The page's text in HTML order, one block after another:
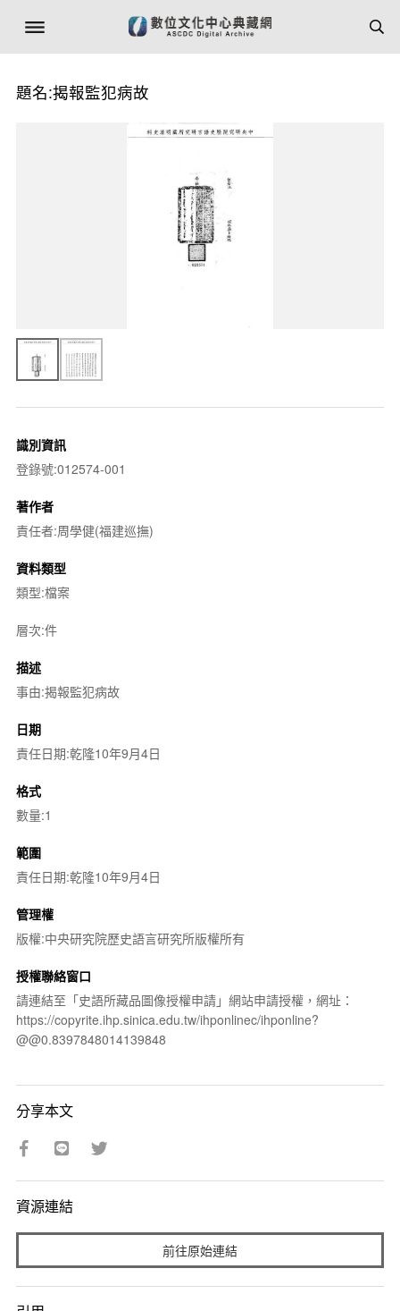
題名:揭報監犯病故
識別資訊
登錄號:012574-001
著作者
責任者:周學健(福建巡撫)
資料類型
類型:檔案
層次:件
描述
事由:揭報監犯病故
日期
責任日期:乾隆10年9月4日
格式
數量:1
範圍
責任日期:乾隆10年9月4日
管理權
版權:中央研究院歷史語言研究所版權所有
授權聯絡窗口
請連結至「史語所藏品圖像授權申請」網站申請授權，網址：
https://copyrite.ihp.sinica.edu.tw/ihponlinec/ihponline?
@@0.8397848014139848
分享本文
資源連結
前往原始連結